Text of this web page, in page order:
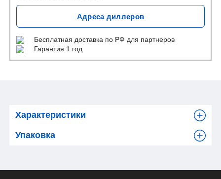
Адреса диллеров
Бесплатная доставка по РФ для партнеров
Гарантия 1 год
Характеристики
Упаковка